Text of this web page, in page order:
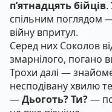
п’ятнадцять бійців.
спільним поглядом
війну впритул.
Серед них Соколов
змарнілого, погано
Трохи далі —
несподівану хвилю
—Дьоготь? Ти?—